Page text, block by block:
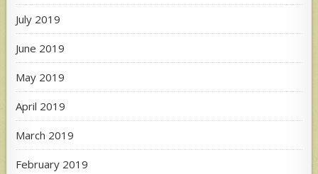
July 2019
June 2019
May 2019
April 2019
March 2019
February 2019